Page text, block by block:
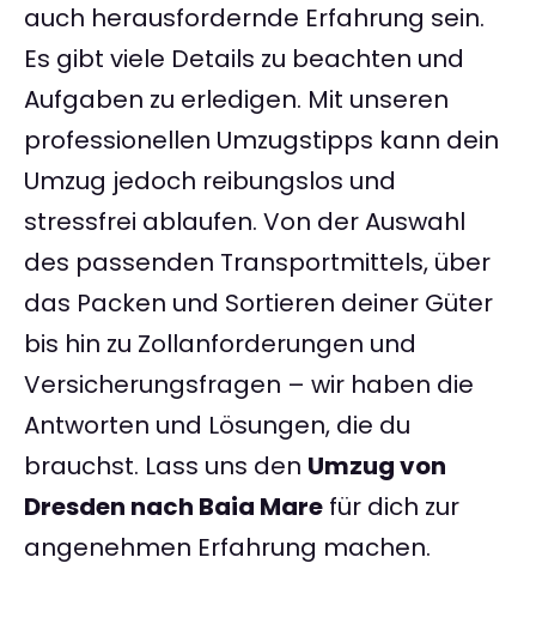
auch herausfordernde Erfahrung sein.
Es gibt viele Details zu beachten und
Aufgaben zu erledigen. Mit unseren
professionellen Umzugstipps kann dein
Umzug jedoch reibungslos und
stressfrei ablaufen. Von der Auswahl
des passenden Transportmittels, über
das Packen und Sortieren deiner Güter
bis hin zu Zollanforderungen und
Versicherungsfragen – wir haben die
Antworten und Lösungen, die du
brauchst. Lass uns den Umzug von
Dresden nach Baia Mare für dich zur
angenehmen Erfahrung machen.